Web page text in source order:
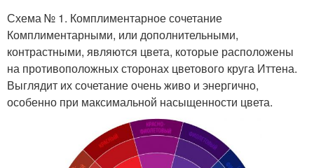
Схема № 1. Комплиментарное сочетание
Комплиментарными, или дополнительными,
контрастными, являются цвета, которые расположены
на противоположных сторонах цветового круга Иттена.
Выглядит их сочетание очень живо и энергично,
особенно при максимальной насыщенности цвета.